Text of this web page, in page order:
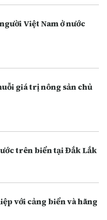
Việt Nam ở nước
giá trị nông sản chủ
trên biển tại Đắk Lắk
với cảng biển và hãng